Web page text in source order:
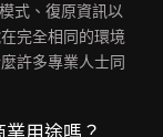
式、復原資訊以
完全相同的環境
許多專業人士同